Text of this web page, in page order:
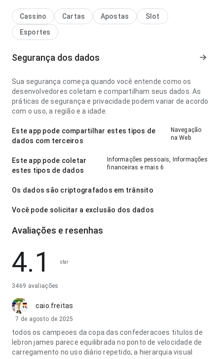
para testar.
Cassino Cartas Apostas
Slot
Esportes
Segurança dos dados
Sua segurança começa quando você entende como os
desenvolvedores coletam e compartilham seus dados. As
práticas de segurança e privacidade podem variar de acordo
com o uso, a região e a idade.
Este app pode compartilhar estes tipos de
dados com terceiros
Navegação
na Web
Este app pode coletar
estes tipos de dados
Informações pessoais, Informações
financeiras e mais 6
Os dados são criptografados em trânsito
Você pode solicitar a exclusão dos dados
Avaliações e resenhas
4.1 star
3469 avaliações
caio.freitas
7 de agosto de 2025
todos os campeoes da copa das confederacoes titulos de
lebron james parece equilibrada no ponto de velocidade de
carregamento no uso diário repetido; a hierarquia visual